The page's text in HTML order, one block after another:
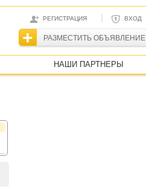
РЕГИСТРАЦИЯ | ВХОД
РАЗМЕСТИТЬ ОБЪЯВЛЕНИЕ
НАШИ ПАРТНЕРЫ